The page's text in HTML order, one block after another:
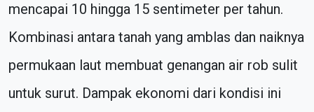
mencapai 10 hingga 15 sentimeter per tahun.
Kombinasi antara tanah yang amblas dan naiknya
permukaan laut membuat genangan air rob sulit
untuk surut. Dampak ekonomi dari kondisi ini